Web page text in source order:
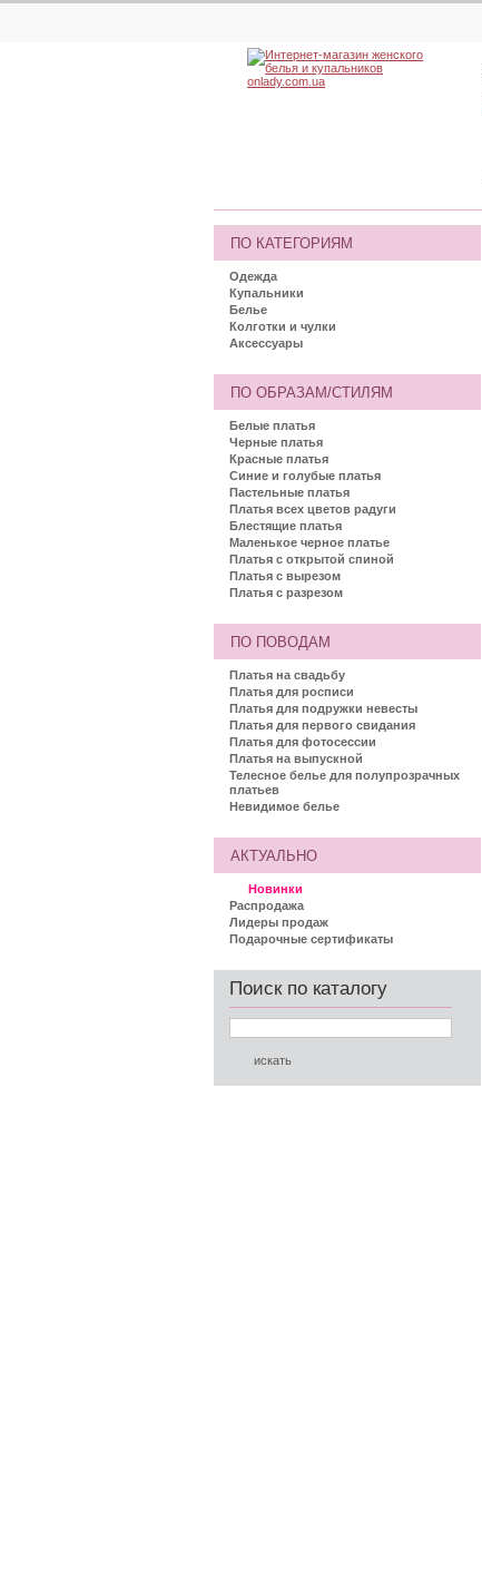
ПО КАТЕГОРИЯМ
Одежда
Купальники
Белье
Колготки и чулки
Аксессуары
ПО ОБРАЗАМ/СТИЛЯМ
Белые платья
Черные платья
Красные платья
Синие и голубые платья
Пастельные платья
Платья всех цветов радуги
Блестящие платья
Маленькое черное платье
Платья с открытой спиной
Платья с вырезом
Платья с разрезом
ПО ПОВОДАМ
Платья на свадьбу
Платья для росписи
Платья для подружки невесты
Платья для первого свидания
Платья для фотосессии
Платья на выпускной
Телесное белье для полупрозрачных
платьев
Невидимое белье
АКТУАЛЬНО
Новинки
Распродажа
Лидеры продаж
Подарочные сертификаты
Поиск по каталогу